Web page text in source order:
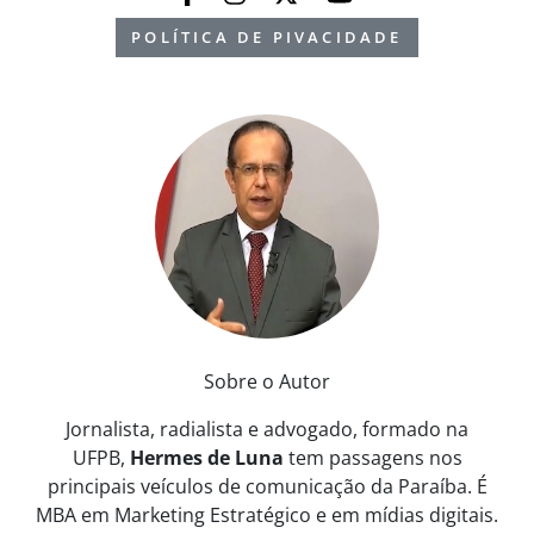
POLÍTICA DE PIVACIDADE
Sobre o Autor
Jornalista, radialista e advogado, formado na
UFPB, Hermes de Luna tem passagens nos
principais veículos de comunicação da Paraíba. É
MBA em Marketing Estratégico e em mídias digitais.